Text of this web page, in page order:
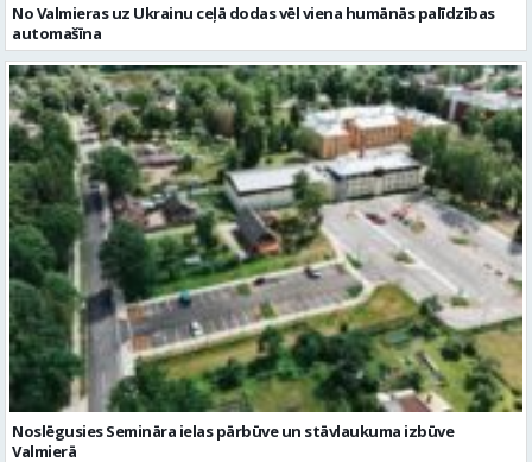
No Valmieras uz Ukrainu ceļā dodas vēl viena humānās palīdzības
automašīna
Noslēgusies Semināra ielas pārbūve un stāvlaukuma izbūve
Valmierā